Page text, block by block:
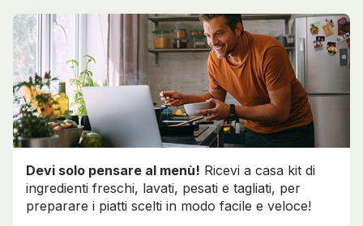
Devi solo pensare al menù! Ricevi a casa kit di
ingredienti freschi, lavati, pesati e tagliati, per
preparare i piatti scelti in modo facile e veloce!